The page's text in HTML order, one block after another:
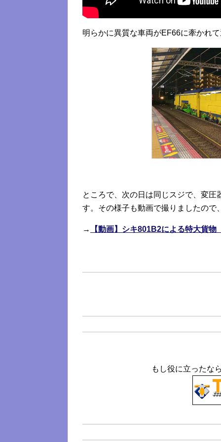
明らかに異質な車両がEF66に牽かれ
ところで、次の日は同じスジで、変
す。その様子も動画で撮りましたので
→ 【動画】シキ801B2による特大貨
もし役に立ったな